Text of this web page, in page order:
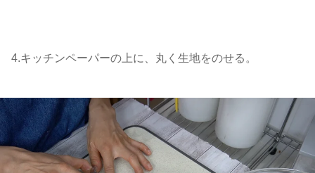
4.キッチンペーパーの上に、丸く生地をのせる。